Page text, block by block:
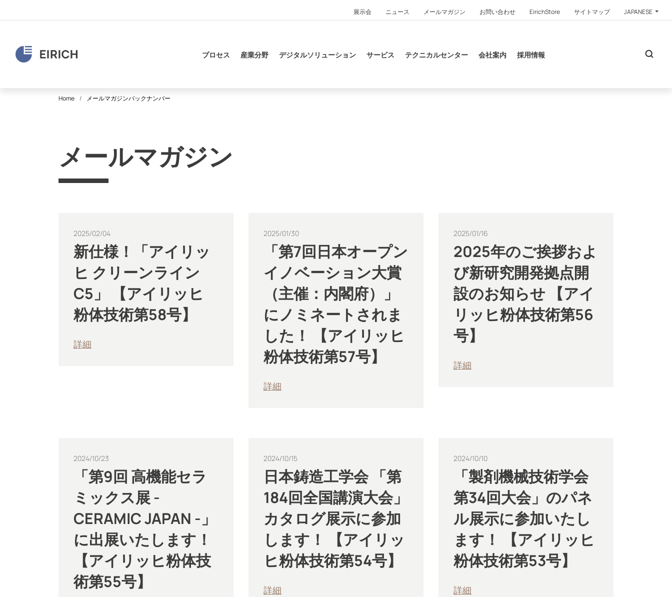
展示会 ニュース メールマガジン お問い合わせ EirichStore サイトマップ JAPANESE
プロセス 産業分野 デジタルソリューション サービス テクニカルセンター 会社案内 採用情報
Home メールマガジンバックナンバー
メールマガジン
2025/02/04
新仕様！「アイリッ
ヒ クリーンライン
C5」 【アイリッヒ
粉体技術第58号】
詳細
2025/01/30
「第7回日本オープン
イノベーション大賞
（主催：内閣府）」
にノミネートされま
した！ 【アイリッヒ
粉体技術第57号】
詳細
2025/01/16
2025年のご挨拶およ
び新研究開発拠点開
設のお知らせ 【アイ
リッヒ粉体技術第56
号】
詳細
2024/10/23
「第9回 高機能セラ
ミックス展 -
CERAMIC JAPAN -」
に出展いたします！
【アイリッヒ粉体技
術第55号】
2024/10/15
日本鋳造工学会 「第
184回全国講演大会」
カタログ展示に参加
します！ 【アイリッ
ヒ粉体技術第54号】
詳細
2024/10/10
「製剤機械技術学会
第34回大会」のパネ
ル展示に参加いたし
ます！ 【アイリッヒ
粉体技術第53号】
詳細